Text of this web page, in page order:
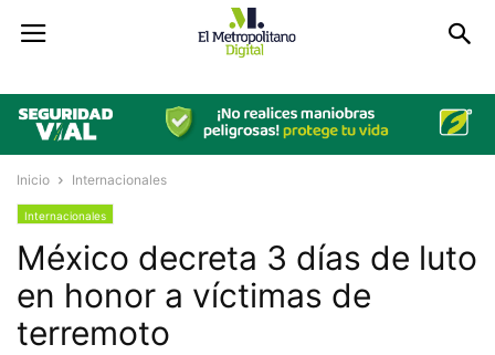
Inicio Internacionales
Internacionales
México decreta 3 días de luto
en honor a víctimas de
terremoto